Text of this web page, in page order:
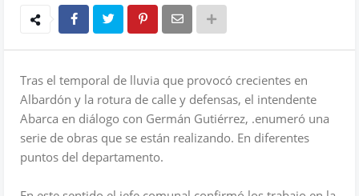
Tras el temporal de lluvia que provocó crecientes en
Albardón y la rotura de calle y defensas, el intendente
Abarca en diálogo con Germán Gutiérrez, .enumeró una
serie de obras que se están realizando. En diferentes
puntos del departamento.